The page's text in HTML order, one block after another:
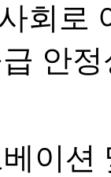
회로
안
이